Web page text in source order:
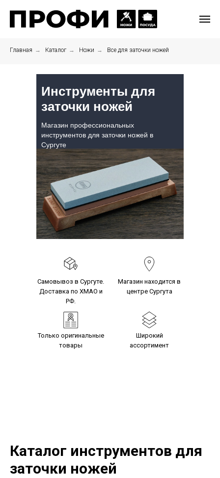
Главная → Каталог → Ножи → Все для заточки ножей
Инструменты для
заточки ножей
Магазин профессиональных
инструментов для заточки ножей в
Сургуте
Магазин находится в
центре Сургута
Только оригинальные
товары
Широкий
ассортимент
Самовывоз в Сургуте.
Доставка по ХМАО и
РФ.
Каталог инструментов для
заточки ножей